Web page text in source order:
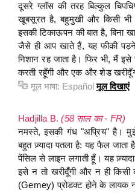
दूसरे ग्लॉस की तरह बिल्कुल
खूबसूरत है, बहुमुखी और किसी
इसकी टिकाऊपन की बात है, बिना
जैसे ही आप खाते हैं, यह फीकी
निशान रह जाता है। फिर भी, मैं इसे
करती रहूँगी और एक और शेड
मूल भाषा: Español मूल दिखाएं
Hadjilla B.(58 साल का - FR)
नमस्ते, इसकी गंध "अप्रिय" है।
बहुत ज़्यादा पतला है: यह फैल
पेंसिल से लाइन लगाती हूँ। यह
इसे न तो खरीदूँगी और न ही
(Gemey) प्रोडक्ट होने के लायक